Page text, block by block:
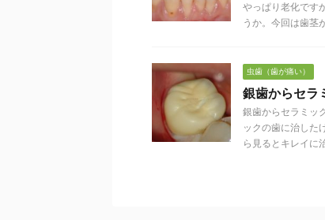
やっぱり老化です
うか。今回は歯茎
虫歯（歯が痛い）
銀歯からセラ
銀歯からセラミッ
ックの歯に治した
ら見るとキレイに